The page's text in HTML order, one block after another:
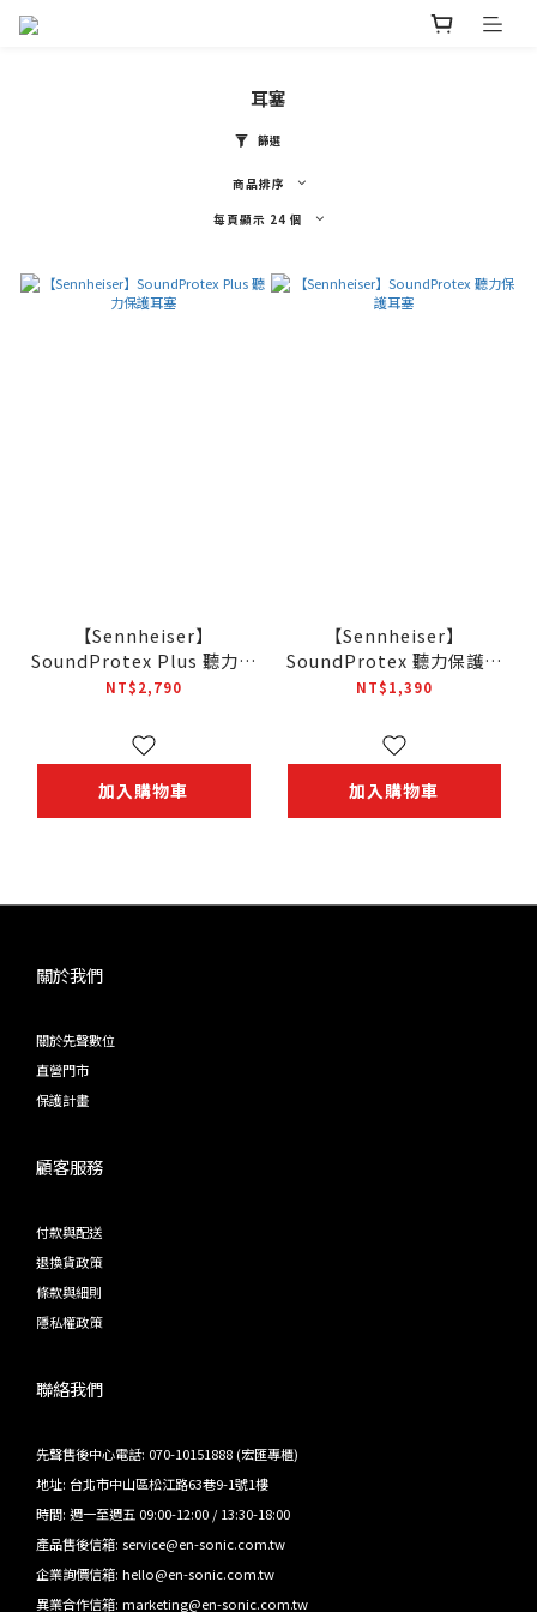
耳塞
篩選
商品排序
每頁顯示 24 個
【Sennheiser】
SoundProtex Plus 聽力保
護耳塞
NT$2,790
加入購物車
【Sennheiser】
SoundProtex 聽力保護耳
塞
NT$1,390
加入購物車
關於我們
關於先聲數位
直營門市
保護計畫
顧客服務
付款與配送
退換貨政策
條款與細則
隱私權政策
聯絡我們
先聲售後中心電話: 070-10151888 (宏匯專櫃)
地址: 台北市中山區松江路63巷9-1號1樓
時間: 週一至週五 09:00-12:00 / 13:30-18:00
產品售後信箱: service@en-sonic.com.tw
企業詢價信箱: hello@en-sonic.com.tw
異業合作信箱: marketing@en-sonic.com.tw